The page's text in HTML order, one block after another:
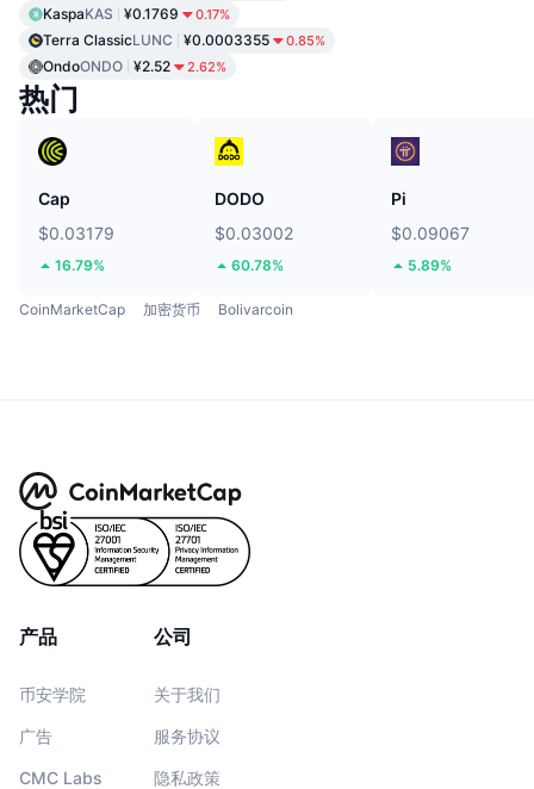
KaspaKAS ¥0.1769 0.17%
Terra ClassicLUNC ¥0.0003355 0.85%
OndoONDO ¥2.52 2.62%
热门
Cap
$0.03179
16.79%
DODO
$0.03002
60.78%
Pi
$0.09067
5.89%
CoinMarketCap 加密货币 Bolivarcoin
产品
币安学院
广告
CMC Labs
公司
关于我们
服务协议
隐私政策